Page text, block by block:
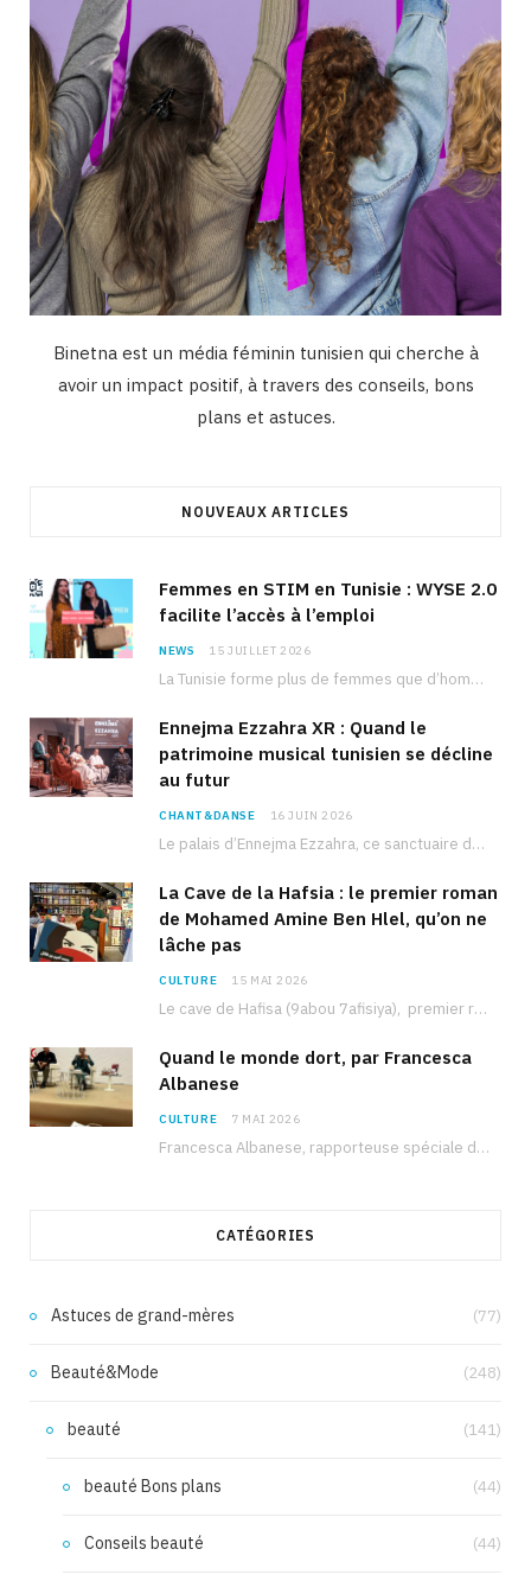
Binetna est un média féminin tunisien qui cherche à
avoir un impact positif, à travers des conseils, bons
plans et astuces.
NOUVEAUX ARTICLES
Femmes en STIM en Tunisie : WYSE 2.0
facilite l’accès à l’emploi
NEWS 15 JUILLET 2026
La Tunisie forme plus de femmes que d’hommes dans les filières scientifiques. Pourtant, pour beaucoup…
Ennejma Ezzahra XR : Quand le
patrimoine musical tunisien se décline
au futur
CHANT&DANSE 16 JUIN 2026
Le palais d’Ennejma Ezzahra, ce sanctuaire de la musique tunisienne et méditerranéenne construit par le…
La Cave de la Hafsia : le premier roman
de Mohamed Amine Ben Hlel, qu’on ne
lâche pas
CULTURE 15 MAI 2026
Le cave de Hafisa (9abou 7afisiya), premier roman du journaliste tunisien Mohamed Amine Ben Hlel,…
Quand le monde dort, par Francesca
Albanese
CULTURE 7 MAI 2026
Francesca Albanese, rapporteuse spéciale de l’ONU sur les territoires palestiniens occupés, était à Tunis pour…
CATÉGORIES
Astuces de grand-mères (77)
Beauté&Mode (248)
beauté (141)
beauté Bons plans (44)
Conseils beauté (44)